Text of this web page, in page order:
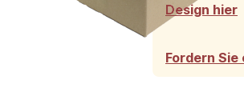
Design hier
Fordern Sie